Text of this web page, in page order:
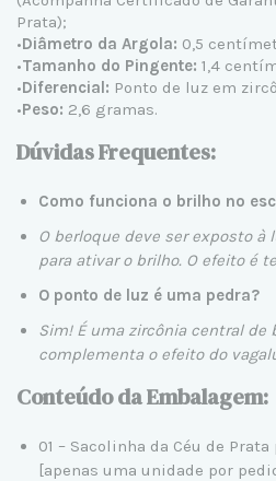
Prata);
•Diâmetro da Argola: 0,5
•Tamanho do Pingente: 1,4
•Diferencial: Ponto de luz em
•Peso: 2,6 gramas.
Dúvidas Frequentes:
Como funciona o brilho no
O berloque deve ser exposto
para ativar o brilho. O efeito é
O ponto de luz é uma pedra?
Sim! É uma zircônia central de
complementa o efeito do
Conteúdo da Embalagem:
01 – Sacolinha da Céu de
[apenas uma unidade por